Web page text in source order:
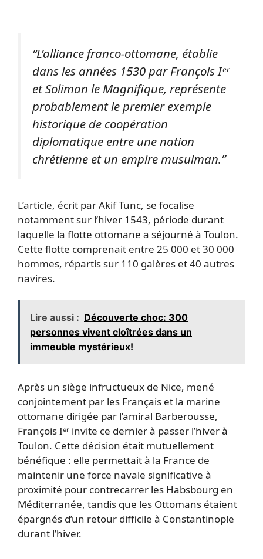
“L’alliance franco-ottomane, établie
dans les années 1530 par François Iᵉʳ
et Soliman le Magnifique, représente
probablement le premier exemple
historique de coopération
diplomatique entre une nation
chrétienne et un empire musulman.”
L’article, écrit par Akif Tunc, se focalise
notamment sur l’hiver 1543, période durant
laquelle la flotte ottomane a séjourné à Toulon.
Cette flotte comprenait entre 25 000 et 30 000
hommes, répartis sur 110 galères et 40 autres
navires.
Lire aussi : Découverte choc: 300
personnes vivent cloîtrées dans un
immeuble mystérieux!
Après un siège infructueux de Nice, mené
conjointement par les Français et la marine
ottomane dirigée par l’amiral Barberousse,
François Iᵉʳ invite ce dernier à passer l’hiver à
Toulon. Cette décision était mutuellement
bénéfique : elle permettait à la France de
maintenir une force navale significative à
proximité pour contrecarrer les Habsbourg en
Méditerranée, tandis que les Ottomans étaient
épargnés d’un retour difficile à Constantinople
durant l’hiver.